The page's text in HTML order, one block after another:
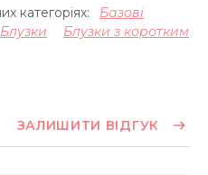
категоріях:
Базові
Блузки
Блузки з коротким
ЗАЛИШИТИ ВІДГУК